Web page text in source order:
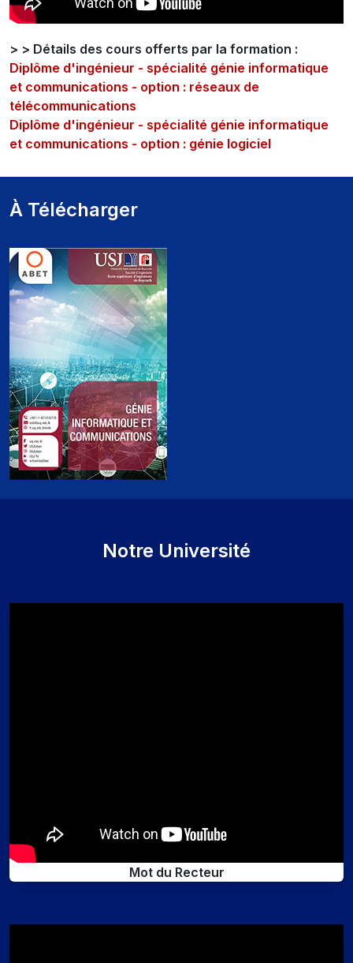
> > Détails des cours offerts par la formation :
Diplôme d'ingénieur - spécialité génie informatique
et communications - option : réseaux de
télécommunications
Diplôme d'ingénieur - spécialité génie informatique
et communications - option : génie logiciel
À Télécharger
Notre Université
Mot du Recteur